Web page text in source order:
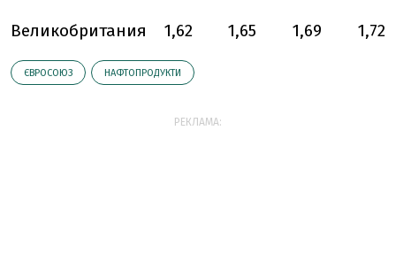
Великобритания 1,62 1,65 1,69 1,72
ЄВРОСОЮЗ НАФТОПРОДУКТИ
РЕКЛАМА: